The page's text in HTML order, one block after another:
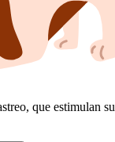
que estimulan su